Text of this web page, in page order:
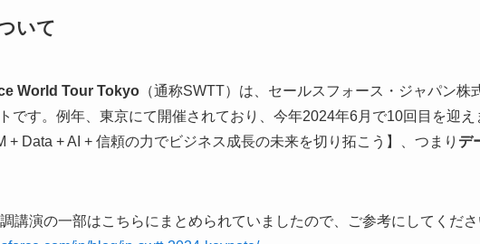
いて
World Tour Tokyo （通称SWTT）は、セールスフォース・ジャパン
です。例年、東京にて開催されており、今年2024年6月で10回目を迎え
+ Data + AI + 信頼の力でビジネス成長の未来を切り拓こう】、つまり デ
講演の一部はこちらにまとめられていましたので、ご参考にしてくださ